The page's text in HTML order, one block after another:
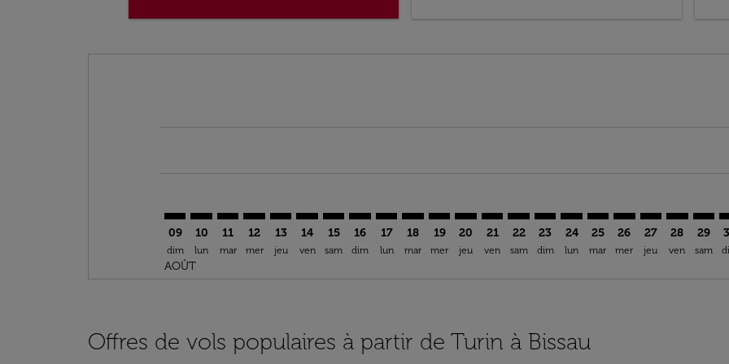
09
dim
AOÛT
10
lun
11
mar
12
mer
13
jeu
14
ven
15
sam
16
dim
17
lun
18
mar
TRN–OXB: cmp-view-offers-disclaimer. Trouver
19
mer
TRN–OXB: cmp-view-offers-disclaimer.
20
jeu
TRN–OXB: cmp-view-offers-disclaimer.
21
ven
TRN–OXB: cmp-view-offers-
22
sam
TRN–OXB: cmp-view-offers-
23
dim
TRN–OXB: cmp-view-
24
lun
TRN–OXB: cmp-view-
25
mar
TRN–OXB: cmp-
26
mer
TRN–OXB:
27
jeu
28
ven
29
sam
Offres de vols populaires à partir de Turin à Bissau